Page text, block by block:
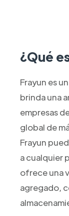
¿Qué
Frayun es
brinda una
empresas
global de
Frayun
a cualquier
ofrece una
agregado,